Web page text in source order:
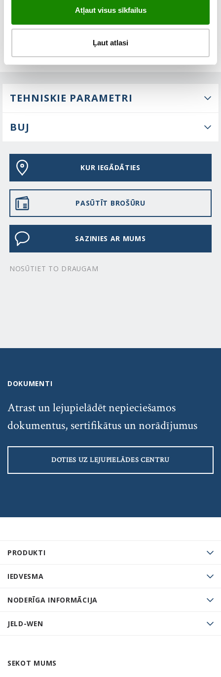
Atļaut visus sīkfailus
Ļaut atlasi
TEHNISKIE PARAMETRI
BUJ
KUR IEGĀDĀTIES
PASŪTĪT BROŠŪRU
SAZINIES AR MUMS
NOSŪTIET TO DRAUGAM
PRODUKTI
IEDVESMA
NODERĪGA INFORMĀCIJA
JELD-WEN
SEKOT MUMS
DOKUMENTI
Atrast un lejupielādēt nepieciešamos
dokumentus, sertifikātus un norādījumus
DOTIES UZ LEJUPIELĀDES CENTRU